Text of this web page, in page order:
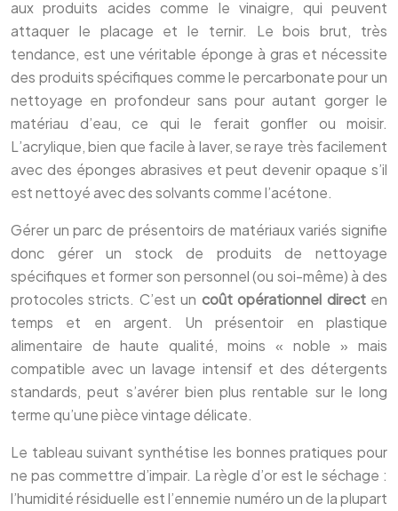
aux produits acides comme le vinaigre, qui peuvent
attaquer le placage et le ternir. Le bois brut, très
tendance, est une véritable éponge à gras et nécessite
des produits spécifiques comme le percarbonate pour un
nettoyage en profondeur sans pour autant gorger le
matériau d’eau, ce qui le ferait gonfler ou moisir.
L’acrylique, bien que facile à laver, se raye très facilement
avec des éponges abrasives et peut devenir opaque s’il
est nettoyé avec des solvants comme l’acétone.
Gérer un parc de présentoirs de matériaux variés signifie
donc gérer un stock de produits de nettoyage
spécifiques et former son personnel (ou soi-même) à des
protocoles stricts. C’est un coût opérationnel directen
temps et en argent. Un présentoir en plastique
alimentaire de haute qualité, moins « noble » mais
compatible avec un lavage intensif et des détergents
standards, peut s’avérer bien plus rentable sur le long
terme qu’une pièce vintage délicate.
Le tableau suivant synthétise les bonnes pratiques pour
ne pas commettre d’impair. La règle d’or est le séchage :
l’humidité résiduelle est l’ennemie numéro un de la plupart